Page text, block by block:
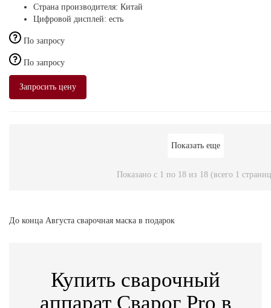
Страна производителя: Китай
Цифровой дисплей: есть
По запросу
По запросу
Запросить цену
Показать еще
Показано с 1 по 18 из 18 (всего 1
До конца Августа сварочная маска в подарок
Купить сварочный
аппарат Сварог Pro в